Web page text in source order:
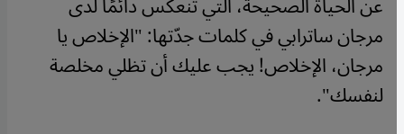
مرجان ساترابي في كلمات جدّتها: "الإخلاص يا
مرجان، الإخلاص! يجب عليك أن تظلي مخلصة
لنفسك".